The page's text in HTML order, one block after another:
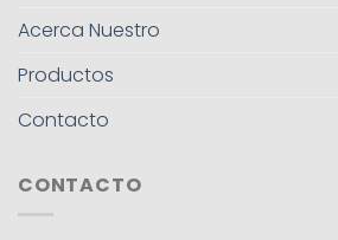
Acerca Nuestro
Productos
Contacto
CONTACTO